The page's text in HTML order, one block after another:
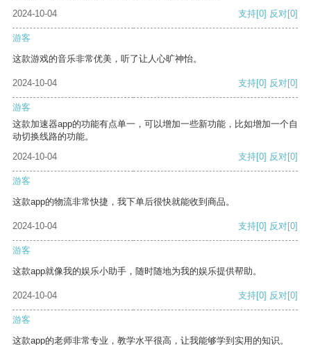
2024-10-04
支持[0] 反对[0]
游客
这款游戏的音乐非常优美，听了让人心旷神怡。
2024-10-04 支持[0] 反对[0]
游客
这款加速器app的功能有点单一，可以增加一些新功能，比如增加一个自
动切换线路的功能。
2024-10-04
支持[0] 反对[0]
游客
这款app的物流非常快捷，我下单后很快就能收到商品。
2024-10-04 支持[0] 反对[0]
游客
这款app就像我的娱乐小助手，随时随地为我的娱乐提供帮助。
2024-10-04 支持[0] 反对[0]
游客
这款app的老师非常专业，教学水平很高，让我能够学到实用的知识。